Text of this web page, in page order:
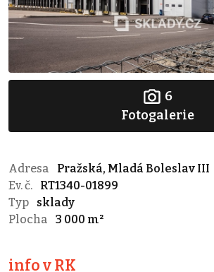
6
Fotogalerie
Adresa
Pražská, Mladá Boleslav III
Ev. č.
RT1340-01899
Typ
sklady
Plocha
3 000 m²
info v RK